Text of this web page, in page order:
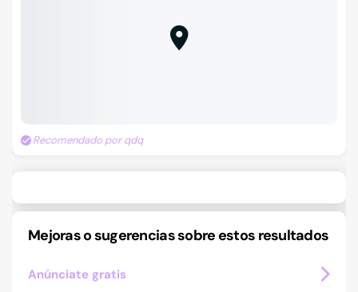
Recomendado por qdq
Mejoras o sugerencias sobre estos resultados
Anúnciate gratis